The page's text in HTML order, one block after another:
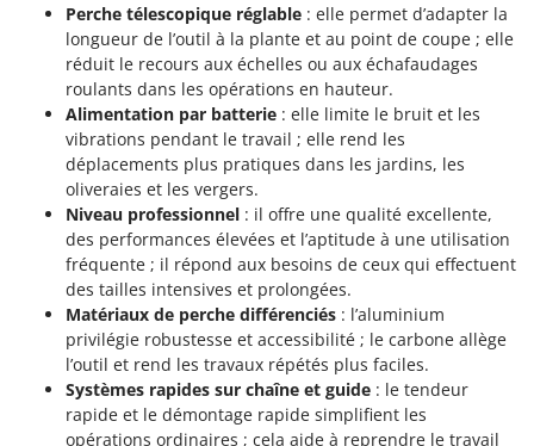
Perche télescopique réglable : elle permet d’adapter la
longueur de l’outil à la plante et au point de coupe ; elle
réduit le recours aux échelles ou aux échafaudages
roulants dans les opérations en hauteur.
Alimentation par batterie : elle limite le bruit et les
vibrations pendant le travail ; elle rend les
déplacements plus pratiques dans les jardins, les
oliveraies et les vergers.
Niveau professionnel : il offre une qualité excellente,
des performances élevées et l’aptitude à une utilisation
fréquente ; il répond aux besoins de ceux qui effectuent
des tailles intensives et prolongées.
Matériaux de perche différenciés : l’aluminium
privilégie robustesse et accessibilité ; le carbone allège
l’outil et rend les travaux répétés plus faciles.
Systèmes rapides sur chaîne et guide : le tendeur
rapide et le démontage rapide simplifient les
opérations ordinaires ; cela aide à reprendre le travail